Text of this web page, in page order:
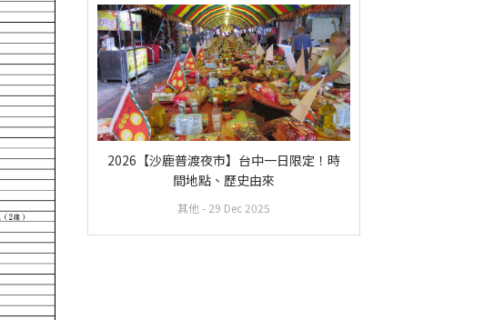
2026【沙鹿普渡夜市】台中一日限定！時
間地點、歷史由來
其他 - 29 Dec 2025